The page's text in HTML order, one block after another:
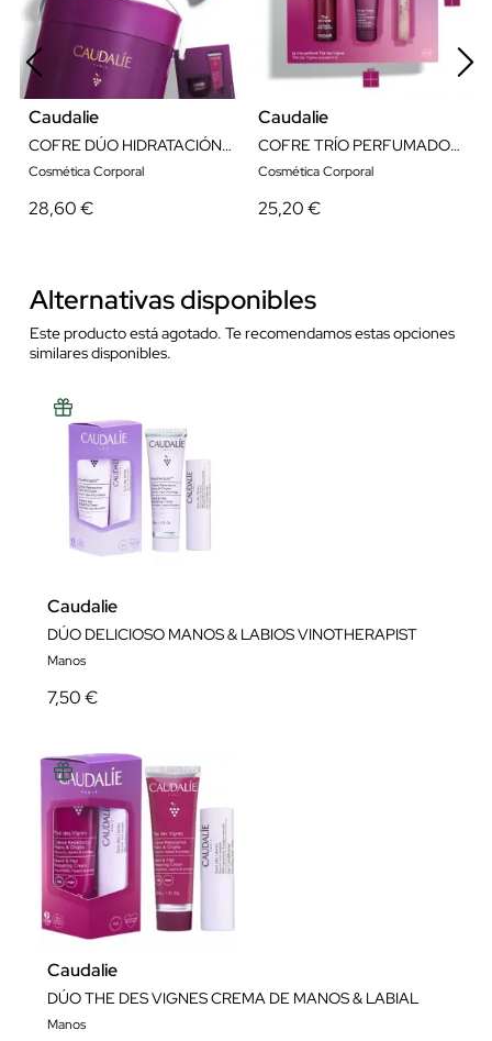
Caudalie
COFRE DÚO HIDRATACIÓN VINOSCULPT CORPORAL
Cosmética Corporal
28,60 €
Caudalie
COFRE TRÍO PERFUMADO THÉ VIGNES
Cosmética Corporal
25,20 €
Alternativas disponibles
Este producto está agotado. Te recomendamos estas opciones
similares disponibles.
Caudalie
DÚO DELICIOSO MANOS & LABIOS VINOTHERAPIST
Manos
7,50 €
Caudalie
DÚO THE DES VIGNES CREMA DE MANOS & LABIAL
Manos